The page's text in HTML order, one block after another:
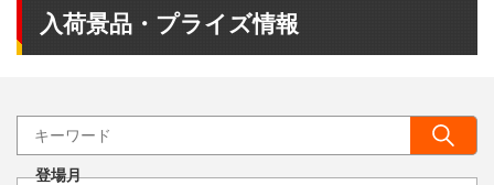
入荷景品・プライズ情報
登場月